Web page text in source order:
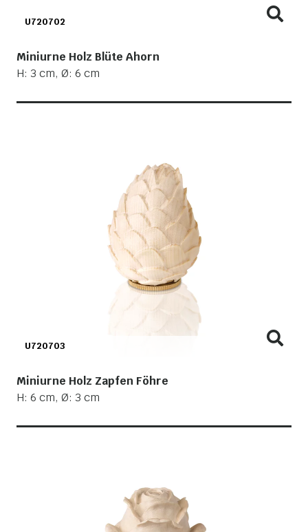
U720702
Miniurne Holz Blüte Ahorn
H: 3 cm, Ø: 6 cm
U720703
Miniurne Holz Zapfen Föhre
H: 6 cm, Ø: 3 cm